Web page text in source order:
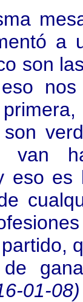
a
son
van
eso
de
01-08)